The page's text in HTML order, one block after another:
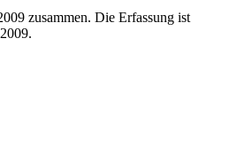
zusammen. Die Erfassung ist